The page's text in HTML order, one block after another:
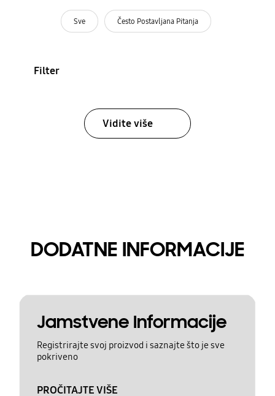
Sve Često Postavljana Pitanja
Filter
Vidite više
DODATNE INFORMACIJE
Jamstvene Informacije
Registrirajte svoj proizvod i saznajte što je sve
pokriveno
PROČITAJTE VIŠE